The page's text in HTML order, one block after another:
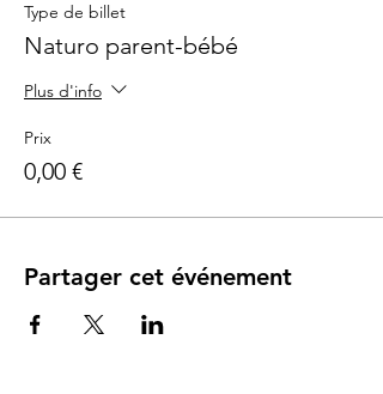
Type de billet
Naturo parent-bébé
Plus d'info
Prix
0,00 €
Partager cet événement